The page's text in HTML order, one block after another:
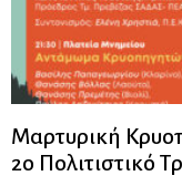
Μαρτυρική
2ο Πολιτιστικό